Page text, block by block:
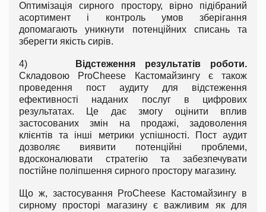
Оптимізація сирного простору, вірно підібраний
асортимент і контроль умов зберігання
допомагають уникнути потенційних списань та
зберегти якість сирів.
4)
Відстеження результатів роботи.
Складовою ProCheese Кастомайзингу є також
проведення пост аудиту для відстеження
ефективності наданих послуг в цифрових
результатах. Це дає змогу оцінити вплив
застосованих змін на продажі, задоволення
клієнтів та інші метрики успішності. Пост аудит
дозволяє виявити потенційні проблеми,
вдосконалювати стратегію та забезпечувати
постійне поліпшення сирного простору магазину.
Що ж, застосування ProCheese Кастомайзингу в
сирному просторі магазину є важливим як для